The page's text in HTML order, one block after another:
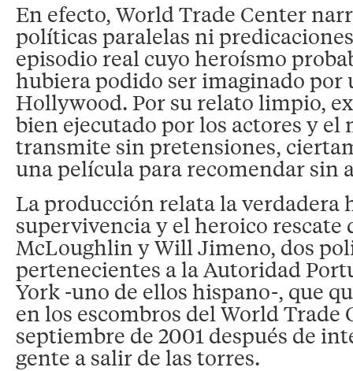
En efecto, World Trade Center
políticas paralelas ni
episodio real cuyo heroísmo
hubiera podido ser imaginado por
Hollywood. Por su relato limpio,
bien ejecutado por los actores y el
transmite sin pretensiones,
una película para recomendar sin
La producción relata la verdadera
supervivencia y el heroico rescate
McLoughlin y Will Jimeno, dos
pertenecientes a la Autoridad
York -uno de ellos hispano-, que
en los escombros del World Trade
septiembre de 2001 después de
gente a salir de las torres.